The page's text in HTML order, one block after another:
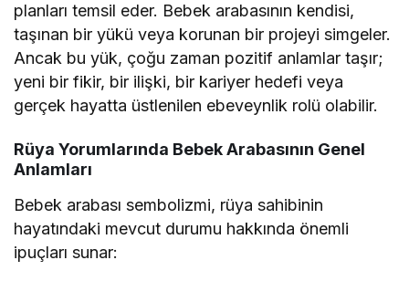
planları temsil eder. Bebek arabasının kendisi,
taşınan bir yükü veya korunan bir projeyi simgeler.
Ancak bu yük, çoğu zaman pozitif anlamlar taşır;
yeni bir fikir, bir ilişki, bir kariyer hedefi veya
gerçek hayatta üstlenilen ebeveynlik rolü olabilir.
Rüya Yorumlarında Bebek Arabasının Genel
Anlamları
Bebek arabası sembolizmi, rüya sahibinin
hayatındaki mevcut durumu hakkında önemli
ipuçları sunar: